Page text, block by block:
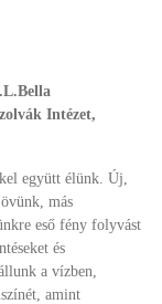
Intézet,
együtt élünk. Új,
más
eső fény folyvást
és
a vízben,
amint